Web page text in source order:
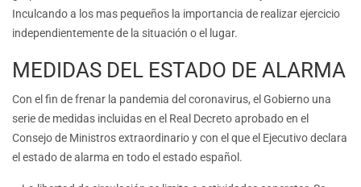
Inculcando a los mas pequeños la importancia de realizar ejercicio
independientemente de la situación o el lugar.
MEDIDAS DEL ESTADO DE ALARMA
Con el fin de frenar la pandemia del coronavirus, el Gobierno una
serie de medidas incluidas en el Real Decreto aprobado en el
Consejo de Ministros extraordinario y con el que el Ejecutivo declara
el estado de alarma en todo el estado español.